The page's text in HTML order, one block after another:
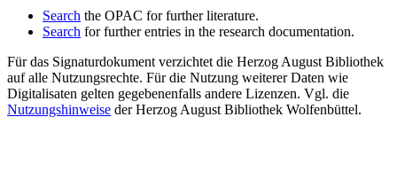
Search the OPAC for further literature.
Search for further entries in the research documentation.
Für das Signaturdokument verzichtet die Herzog August Bibliothek
auf alle Nutzungsrechte. Für die Nutzung weiterer Daten wie
Digitalisaten gelten gegebenenfalls andere Lizenzen. Vgl. die
Nutzungshinweise der Herzog August Bibliothek Wolfenbüttel.